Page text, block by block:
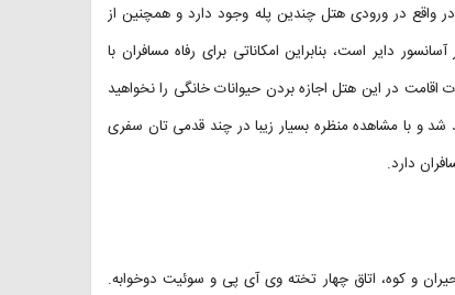
واقع در ورودی هتل چندین پله وجود دارد و همچنین از
دایر است، بنابراین امکاناتی برای رفاه مسافران با
در این هتل اجازه بردن حیوانات خانگی را نخواهید
شد و با مشاهده منظره‌ بسیار زیبا در چند قدمی تان سفری
دارد.
حیران و کوه، اتاق چهار تخته وی آی پی و سوئيت دوخوابه.